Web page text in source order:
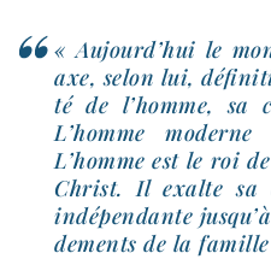
« Aujourd’hui le
axe, selon lui,
té de l’homme, sa
L’homme
L’homme est le roi
Christ. Il exalte sa
indé­pen­dante
de­ments de la